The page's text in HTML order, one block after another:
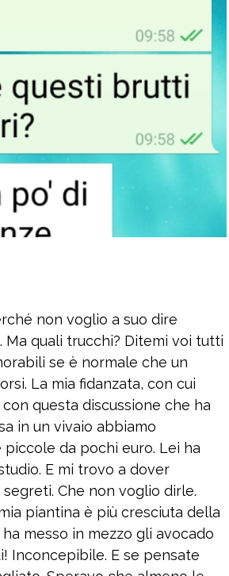
non voglio a suo dire
quali trucchi? Ditemi voi tutti
se è normale che un
La mia fidanzata, con cui
questa discussione che ha
in un vivaio abbiamo
da pochi euro. Lei ha
E mi trovo a dover
Che non voglio dirle.
piantina è più cresciuta della
messo in mezzo gli avocado
Inconcepibile. E se pensate